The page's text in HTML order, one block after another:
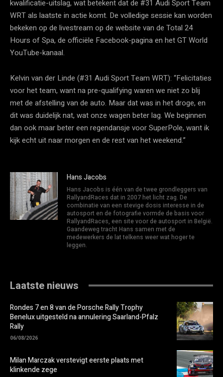
kwalificatie-uitslag, wat betekent dat de #31 Audi Sport Team
WRT als laatste in actie komt. De volledige sessie kan worden
bekeken op de livestream op de website van de Total 24
Hours of Spa, de officiële Facebook-pagina en het GT World
YouTube-kanaal.
Kelvin van der Linde (#31 Audi Sport Team WRT): “Felicitaties
voor het team, want na pre-qualifying waren we niet zo blij
met de afstelling van de auto. Maar dat was in het droge, en
dit was duidelijk nat, wat onze wagen beter lag. We beginnen
dan ook maar beter een regendansje voor SuperPole, want ik
kijk echt uit naar morgen en de rest van het weekend.”
Hans Jacobs
Hans Jacobs is één van de twee grondleggers van
RallyandRaces dat in 2007 het licht zag. De
combinatie van een stevige dosis interesse in de
autosport en de fotografie vormde de basis voor
RallyandRaces, een site voor de autosport in België.
Gaandeweg tracht Hans samen met de
medewerkers de lat telkens weer wat hoger te
leggen.
Laatste nieuws
Rondes 7 en 8 van de Porsche Rally Trophy
Benelux uitgesteld na annulering Saarland-Pfalz
Rally
06/08/2026
Milan Marczak verstevigt eerste plaats met
klinkende zege